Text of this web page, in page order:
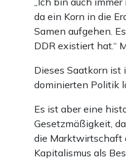
da ein Korn in die
Samen aufgehen.
DDR existiert hat.“
Dieses Saatkorn ist
dominierten Politik
Es ist aber eine
Gesetzmäßigkeit,
die Marktwirtschaft
Kapitalismus als